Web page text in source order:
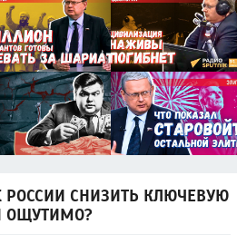
СНИЗИТЬ КЛЮЧЕВУЮ
ОЩУТИМО?